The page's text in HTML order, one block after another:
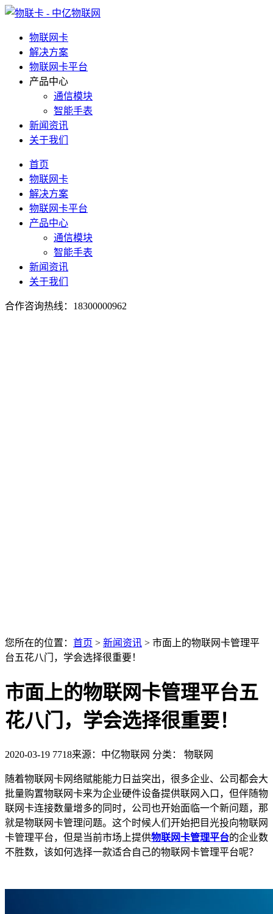
物联网卡
解决方案
物联网卡平台
产品中心
通信模块
智能手表
新闻资讯
关于我们
首页
物联网卡
解决方案
物联网卡平台
产品中心
通信模块
智能手表
新闻资讯
关于我们
合作咨询热线： 18300000962
您所在的位置： 首页 > 新闻资讯 > 市面上的物联网卡管理平
台五花八门，学会选择很重要！
市面上的物联网卡管理平台五
花八门，学会选择很重要！
2020-03-19 7718来源：中亿物联网 分类： 物联网
随着物联网卡网络赋能能力日益突出，很多企业、公司都会大
批量购置物联网卡来为企业硬件设备提供联网入口，但伴随物
联网卡连接数量增多的同时，公司也开始面临一个新问题，那
就是物联网卡管理问题。这个时候人们开始把目光投向物联网
卡管理平台，但是当前市场上提供物联网卡管理平台的企业数
不胜数，该如何选择一款适合自己的物联网卡管理平台呢？